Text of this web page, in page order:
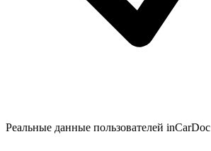
Реальные данные пользователей inCarDoc